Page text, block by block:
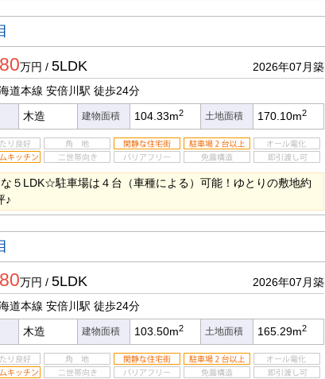
万円 / 5LDK
2026年07月築
道本線 安倍川駅 徒歩24分
木造 建物面積 104.33m2 土地面積 170.10m2
５LDK☆駐車場は４台（車種による）可能！ゆとりの敷地約
♪
万円 / 5LDK
2026年07月築
道本線 安倍川駅 徒歩24分
木造 建物面積 103.50m2 土地面積 165.29m2